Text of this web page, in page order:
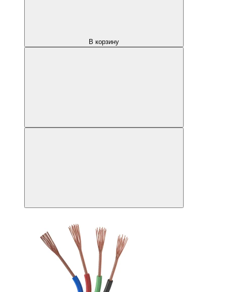
В корзину